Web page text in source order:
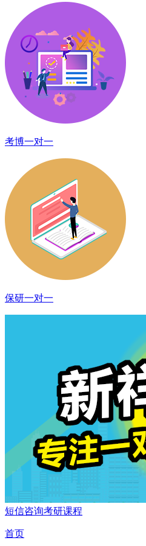
考博一对一
保研一对一
短信咨询考研课程
首页